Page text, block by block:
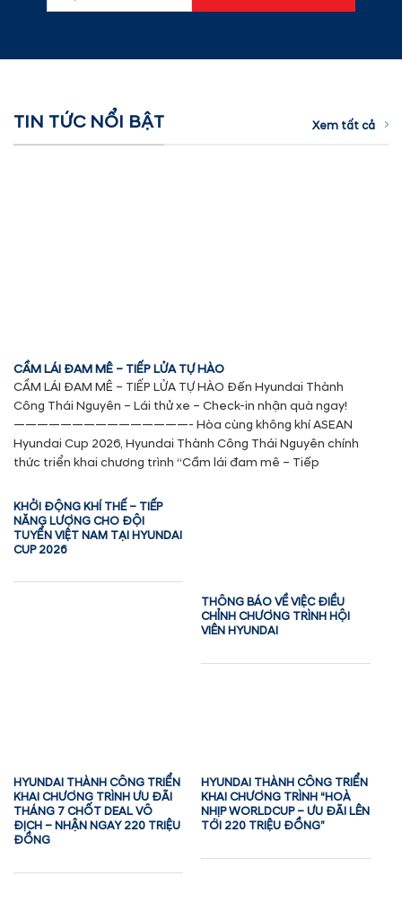
TIN TỨC NỔI BẬT Xem tất cả
CẦM LÁI ĐAM MÊ – TIẾP LỬA TỰ HÀO
CẦM LÁI ĐAM MÊ – TIẾP LỬA TỰ HÀO Đến Hyundai Thành
Công Thái Nguyên – Lái thử xe – Check-in nhận quà ngay!
———————————————- Hòa cùng không khí ASEAN
Hyundai Cup 2026, Hyundai Thành Công Thái Nguyên chính
thức triển khai chương trình “Cầm lái đam mê – Tiếp
KHỞI ĐỘNG KHÍ THẾ – TIẾP
NĂNG LƯỢNG CHO ĐỘI
TUYỂN VIỆT NAM TẠI HYUNDAI
CUP 2026
THÔNG BÁO VỀ VIỆC ĐIỀU
CHỈNH CHƯƠNG TRÌNH HỘI
VIÊN HYUNDAI
HYUNDAI THÀNH CÔNG TRIỂN
KHAI CHƯƠNG TRÌNH ƯU ĐÃI
THÁNG 7 CHỐT DEAL VÔ
ĐỊCH – NHẬN NGAY 220 TRIỆU
ĐỒNG
HYUNDAI THÀNH CÔNG TRIỂN
KHAI CHƯƠNG TRÌNH “HOÀ
NHỊP WORLDCUP – ƯU ĐÃI LÊN
TỚI 220 TRIỆU ĐỒNG”